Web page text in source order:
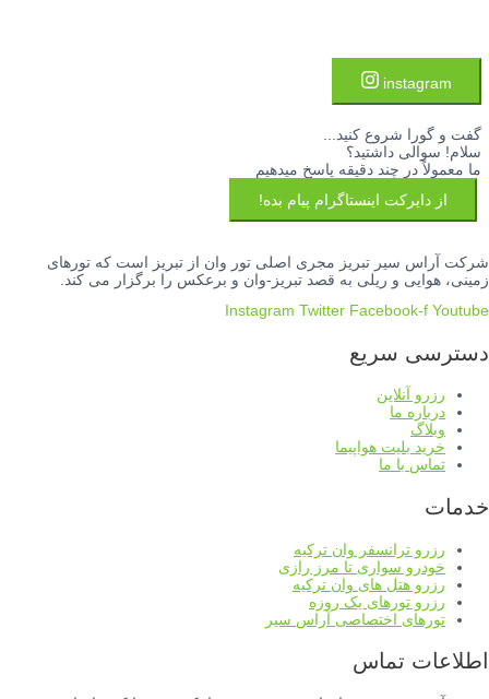
instagram
گفت و گورا شروع کنید...
سلام! سوالی داشتید؟
ما معمولاً در چند دقیقه پاسخ میدهیم
از دایرکت اینستاگرام پیام بده!
شرکت آراس سیر تبریز مجری اصلی تور وان از تبریز است که تورهای
زمینی، هوایی و ریلی به قصد تبریز-وان و برعکس را برگزار می کند.
Instagram Twitter Facebook-f Youtube
دسترسی سریع
رزرو آنلاین
درباره ما
وبلاگ
خرید بلیت هواپیما
تماس با ما
خدمات
رزرو ترانسفر وان ترکیه
خودرو سواری تا مرز رازی
رزرو هتل های وان ترکیه
رزرو تورهای یک روزه
تورهای اختصاصی آراس سیر
اطلاعات تماس